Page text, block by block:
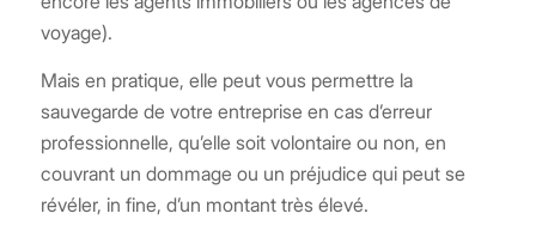
voyage).
Mais en pratique, elle peut vous permettre la
sauvegarde de votre entreprise en cas d’erreur
professionnelle, qu’elle soit volontaire ou non, en
couvrant un dommage ou un préjudice qui peut se
révéler, in fine, d’un montant très élevé.